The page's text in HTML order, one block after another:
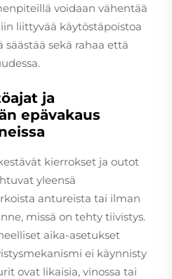
voidaan vähentää
liittyvää käytöstäpoistoa
sekä rahaa että
ja
epävakaus
kierrokset ja outot
yleensä
antureista tai ilman
missä on tehty tiivistys.
aika-asetukset
ei käynnisty
ovat likaisia, vinossa tai